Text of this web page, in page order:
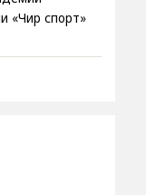
«Чир спорт»